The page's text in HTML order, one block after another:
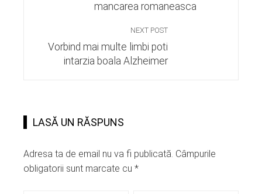
mancarea romaneasca
NEXT POST
Vorbind mai multe limbi poti
intarzia boala Alzheimer
LASĂ UN RĂSPUNS
Adresa ta de email nu va fi publicată. Câmpurile
obligatorii sunt marcate cu *